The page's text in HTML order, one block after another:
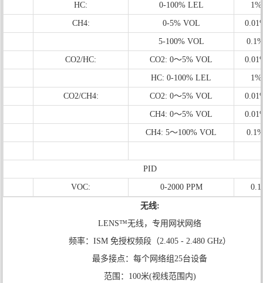
HC: 0-100% LEL
CH4: 0-5% VOL
5-100% VOL
CO2/HC: CO2: 0～5% VOL
HC: 0-100% LEL
CO2/CH4: CO2: 0～5% VOL
CH4: 0～5% VOL
CH4: 5～100% VOL
PID
VOC: 0-2000 PPM 0.1
无线:
LENS™无线，专用网状网络
频率：ISM 免授权频段（2.405 - 2.480 GHz）
最多接点：每个网络组25台设备
范围：100米(视线范围内)